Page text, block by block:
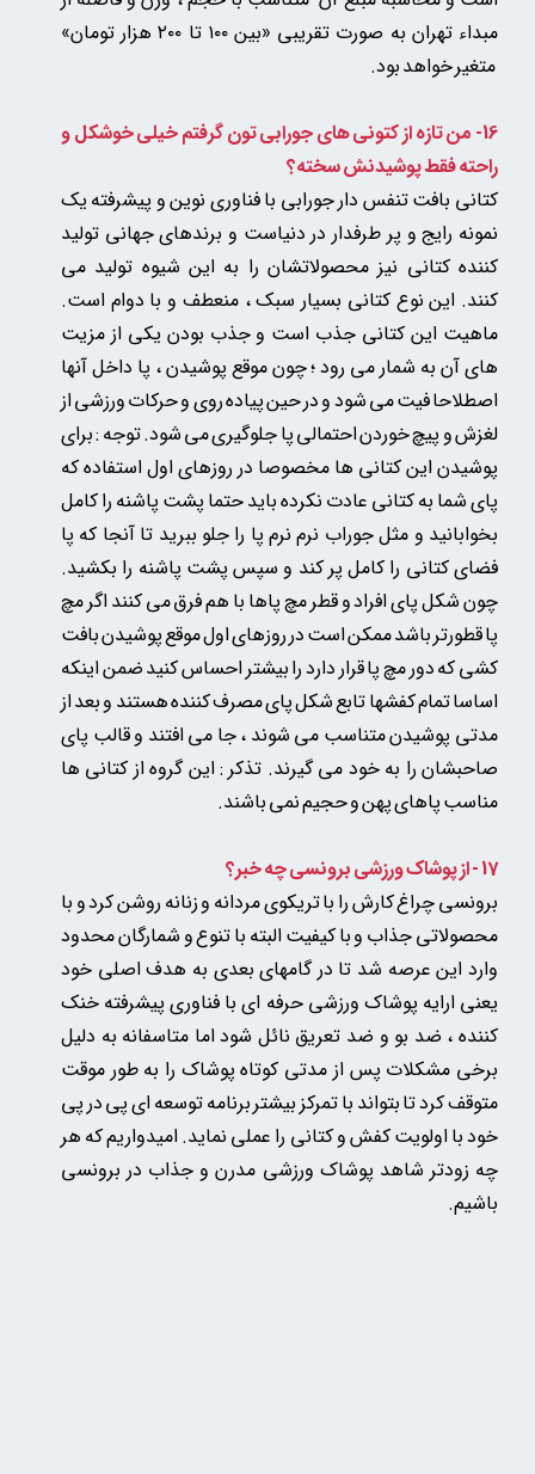
مبداء تهران به صورت تقریبی «بین ۱۰۰ تا ۲۰۰ هزار تومان»​​​​​​​
متغیر خواهد بود.​​​​​​​
16- من تازه از کتونی های جورابی تون گرفتم خیلی خوشکل و
راحته فقط پوشیدنش سخته؟
کتانی بافت تنفس دار جورابی با فناوری نوین و پیشرفته یک
نمونه رایج و پر طرفدار در دنیاست و برندهای جهانی تولید
کننده کتانی نیز محصولاتشان را به این شیوه تولید می
کنند. این نوع کتانی بسیار سبک ، منعطف و با دوام است.
ماهیت این کتانی جذب است و جذب بودن یکی از مزیت
های آن به شمار می رود ؛ چون موقع پوشیدن ، پا داخل آنها
اصطلاحا فیت می شود و در حین پیاده روی و حرکات ورزشی از
لغزش و پیچ خوردن احتمالی پا جلوگیری می شود. توجه : برای
پوشیدن این کتانی ها مخصوصا در روزهای اول استفاده که
پای شما به کتانی عادت نکرده باید حتما پشت پاشنه را کامل
بخوابانید و مثل جوراب نرم نرم پا را جلو ببرید تا آنجا که پا
فضای کتانی را کامل پر کند و سپس پشت پاشنه را بکشید.
چون شکل پای افراد و قطر مچ پاها با هم فرق می کنند اگر مچ
پا قطورتر باشد ممکن است در روزهای اول موقع پوشیدن بافت
کشی که دور مچ پا قرار دارد را بیشتر احساس کنید ضمن اینکه
اساسا تمام کفشها تابع شکل پای مصرف کننده هستند و بعد از
مدتی پوشیدن متناسب می شوند ، جا می افتند و قالب پای
صاحبشان را به خود می گیرند. تذکر : این گروه از کتانی ها
مناسب پاهای پهن و حجیم نمی باشند.
17 - از پوشاک ورزشی برونسی چه خبر؟
برونسی چراغ کارش را با تریکوی مردانه و زنانه روشن کرد و با
محصولاتی جذاب و با کیفیت البته با تنوع و شمارگان محدود
وارد این عرصه شد تا در گامهای بعدی به هدف اصلی خود
یعنی ارایه پوشاک ورزشی حرفه ای با فناوری پیشرفته خنک
کننده ، ضد بو و ضد تعریق نائل شود اما متاسفانه به دلیل
برخی مشکلات پس از مدتی کوتاه پوشاک را به طور موقت
متوقف کرد تا بتواند با تمرکز بیشتر برنامه توسعه ای پی در پی
خود با اولویت کفش و کتانی را عملی نماید. امیدواریم که هر
چه زودتر شاهد پوشاک ورزشی مدرن و جذاب در برونسی
باشیم.